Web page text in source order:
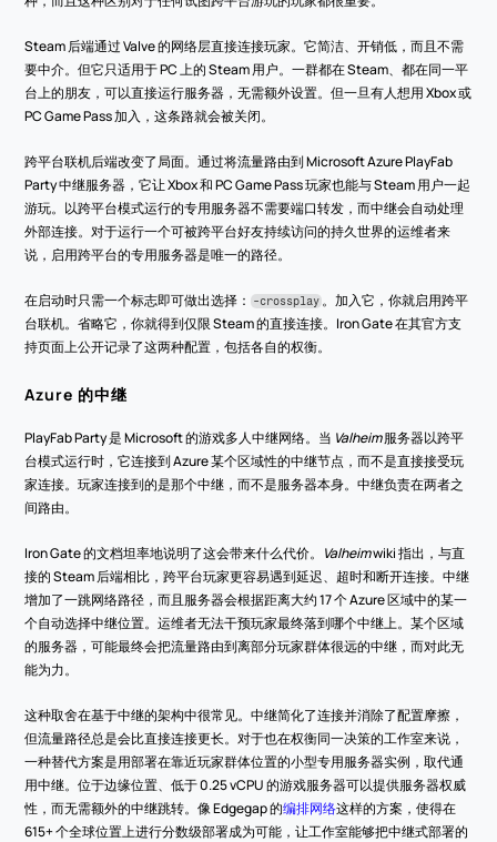
Steam 后端通过 Valve 的网络层直接连接玩家。它简洁、开销低，而且不需
要中介。但它只适用于 PC 上的 Steam 用户。一群都在 Steam、都在同一平
台上的朋友，可以直接运行服务器，无需额外设置。但一旦有人想用 Xbox 或
PC Game Pass 加入，这条路就会被关闭。
跨平台联机后端改变了局面。通过将流量路由到 Microsoft Azure PlayFab
Party 中继服务器，它让 Xbox 和 PC Game Pass 玩家也能与 Steam 用户一起
游玩。以跨平台模式运行的专用服务器不需要端口转发，而中继会自动处理
外部连接。对于运行一个可被跨平台好友持续访问的持久世界的运维者来
说，启用跨平台的专用服务器是唯一的路径。
在启动时只需一个标志即可做出选择： -crossplay 。加入它，你就启用跨平
台联机。省略它，你就得到仅限 Steam 的直接连接。Iron Gate 在其官方支
持页面上公开记录了这两种配置，包括各自的权衡。
Azure 的中继
PlayFab Party 是 Microsoft 的游戏多人中继网络。当 Valheim 服务器以跨平
台模式运行时，它连接到 Azure 某个区域性的中继节点，而不是直接接受玩
家连接。玩家连接到的是那个中继，而不是服务器本身。中继负责在两者之
间路由。
Iron Gate 的文档坦率地说明了这会带来什么代价。 Valheim wiki 指出，与直
接的 Steam 后端相比，跨平台玩家更容易遇到延迟、超时和断开连接。中继
增加了一跳网络路径，而且服务器会根据距离大约 17 个 Azure 区域中的某一
个自动选择中继位置。运维者无法干预玩家最终落到哪个中继上。某个区域
的服务器，可能最终会把流量路由到离部分玩家群体很远的中继，而对此无
能为力。
这种取舍在基于中继的架构中很常见。中继简化了连接并消除了配置摩擦，
但流量路径总是会比直接连接更长。对于也在权衡同一决策的工作室来说，
一种替代方案是用部署在靠近玩家群体位置的小型专用服务器实例，取代通
用中继。位于边缘位置、低于 0.25 vCPU 的游戏服务器可以提供服务器权威
性，而无需额外的中继跳转。像 Edgegap 的编排网络这样的方案，使得在
615+ 个全球位置上进行分数级部署成为可能，让工作室能够把中继式部署的